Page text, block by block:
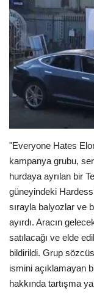
İş İlanları
Seri İlanlar
Londra
İngiltere
İş & Ekonomi
Videolar
Pazaryeri
Kültür - Sanat
Firma Rehberi
Restoranlar
"Everyone Hates
kampanya grubu,
hurdaya ayrılan bir
güneyindeki
sırayla balyozlar ve
ayırdı. Aracın
satılacağı ve elde
bildirildi. Grup
ismini açıklamayan
hakkında tartışma